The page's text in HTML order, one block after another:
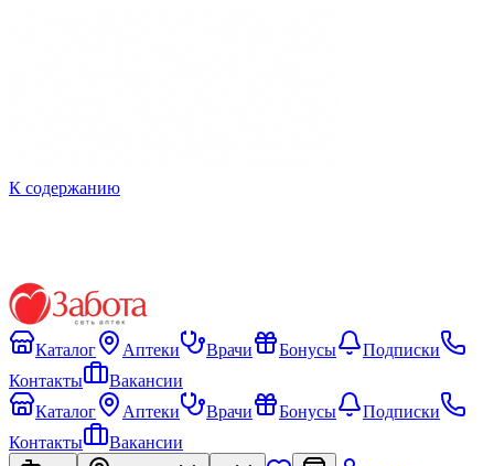
К содержанию
Каталог Аптеки Врачи Бонусы
Подписки
Контакты
Вакансии
Каталог
Аптеки Врачи Бонусы
Подписки
Контакты
Вакансии